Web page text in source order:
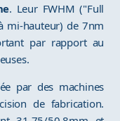
. Leur FWHM ("Full
mi-hauteur) de 7nm
par rapport au
par des machines
de fabrication.